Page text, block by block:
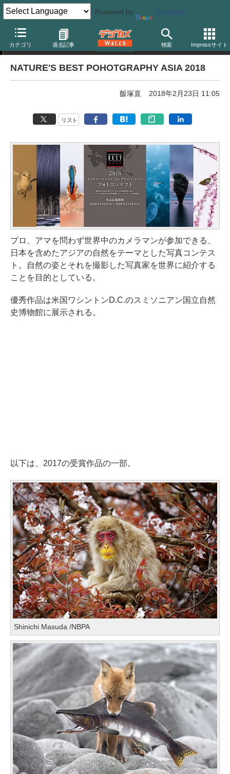
Powered by Translate
カテゴリ 過去記事 検索 Impressサイト
フォトコンテスト
NATURE'S BEST POHOTGRAPHY ASIA 2018
飯塚直 2018年2月23日 11:05
リスト
プロ、アマを問わず世界中のカメラマンが参加できる、
日本を含めたアジアの自然をテーマとした写真コンテス
ト。自然の姿とそれを撮影した写真家を世界に紹介する
ことを目的としている。
優秀作品は米国ワシントンD.C.のスミソニアン国立自然
史博物館に展示される。
以下は、2017の受賞作品の一部。
Shinichi Masuda /NBPA